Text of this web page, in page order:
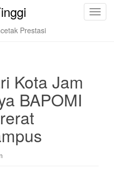
T
Prestasi
Kota Jam
BAPOMI